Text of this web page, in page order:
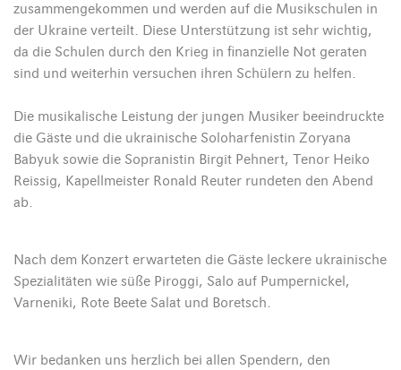
zusammengekommen und werden auf die Musikschulen in
der Ukraine verteilt. Diese Unterstützung ist sehr wichtig,
da die Schulen durch den Krieg in finanzielle Not geraten
sind und weiterhin versuchen ihren Schülern zu helfen.
Die musikalische Leistung der jungen Musiker beeindruckte
die Gäste und die ukrainische Soloharfenistin Zoryana
Babyuk sowie die Sopranistin Birgit Pehnert, Tenor Heiko
Reissig, Kapellmeister Ronald Reuter rundeten den Abend
ab.
Nach dem Konzert erwarteten die Gäste leckere ukrainische
Spezialitäten wie süße Piroggi, Salo auf Pumpernickel,
Varneniki, Rote Beete Salat und Boretsch.
Wir bedanken uns herzlich bei allen Spendern, den